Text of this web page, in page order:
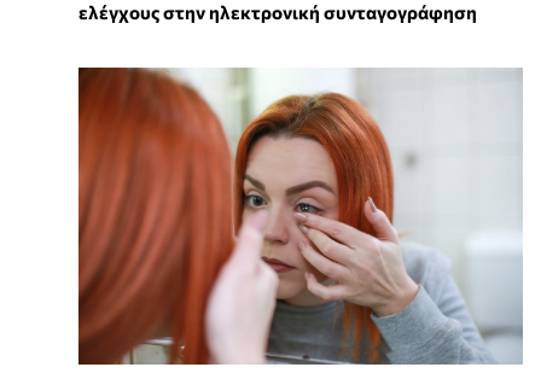
ελέγχους στην ηλεκτρονική συνταγογράφηση